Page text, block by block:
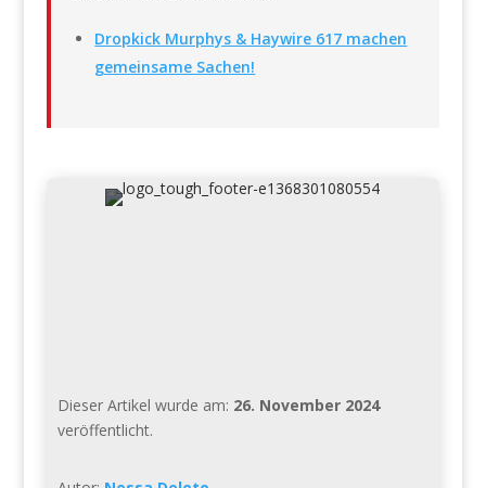
Dropkick Murphys & Haywire 617 machen
gemeinsame Sachen!
Dieser Artikel wurde am: 26. November 2024
veröffentlicht.